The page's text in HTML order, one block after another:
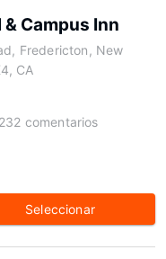
Campus Inn
Fredericton, New
CA
232 comentarios
Seleccionar